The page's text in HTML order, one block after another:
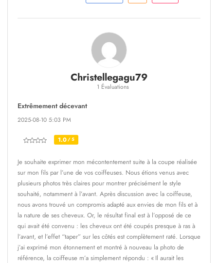
Christellegagu79
1 Évaluations
Extrêmement décevant
2025-08-10 5:03 PM
1.0 / 5
Je souhaite exprimer mon mécontentement suite à la coupe réalisée
sur mon fils par l’une de vos coiffeuses. Nous étions venus avec
plusieurs photos très claires pour montrer précisément le style
souhaité, notamment à l’avant. Après discussion avec la coiffeuse,
nous avons trouvé un compromis adapté aux envies de mon fils et à
la nature de ses cheveux. Or, le résultat final est à l’opposé de ce
qui avait été convenu : les cheveux ont été coupés presque à ras à
l’avant, et l’effet “taper” sur les côtés est complètement raté. Lorsque
j’ai exprimé mon étonnement et montré à nouveau la photo de
référence, la coiffeuse m’a simplement répondu : « Il aurait les